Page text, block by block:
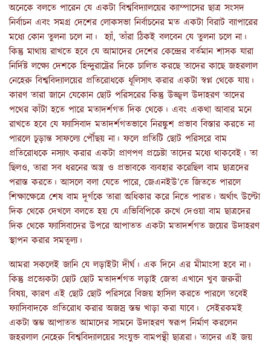
অনেকে বলতে পারেন যে একটা বিশ্ববিদ্যালয়ের ক্যাম্পাসের ছাত্র সংসদ
নির্বাচন এবং সমগ্র দেশের লোকসভা নির্বাচনের মত একটা বিরাট ব্যাপারের
মধ্যে কোন তুলনা চলে না। হ্যাঁ, তাঁরা ঠিকই বলবেন যে তুলনা চলে না।
কিন্তু মাথায় রাখতে হবে যে আমাদের দেশের কেন্দ্রের বর্তমান শাসক যারা
নির্দিষ্ট লক্ষ্যে দেশকে হিন্দুরাষ্ট্রের দিকে চালিত করছে তাদের কাছে জহরলাল
নেহেরু বিশ্ববিদ্যালয়ের প্রতিরোধকে ধূলিসাৎ করার একটা স্বপ্ন থেকে যায়।
কারণ তারা জানে যেকোন ছোট পরিসরের কিন্তু উজ্জ্বল উদাহরণ তাদের
পথের কাঁটা হতে পারে মতাদর্শগত দিক থেকে। এবং একথা আবার মনে
রাখতে হবে যে ফ্যাসিবাদ মতাদর্শগতভাবে নিরঙ্কুশ প্রভাব বিস্তার করতে না
পারলে চূড়ান্ত সাফল্যে পৌঁছয় না। ফলে প্রতিটি ছোট পরিসরে বাম
প্রতিরোধকে নস্যাৎ করার একটা প্রাণপণ প্রচেষ্টা তাদের মধ্যে থাকবেই। তা
ছিলও, তারা সব ধরনের অস্ত্র ও প্রভাবকে ব্যবহার করেছিল বাম ছাত্রদের
পরাস্ত করতে। আসলে বলা যেতে পারে, জেএনইউ’তে জিততে পারলে
শিক্ষাক্ষেত্রে শেষ বাম দূর্গকে তারা অধিকার করে নিতে পারত। অর্থাৎ উল্টো
দিক থেকে দেখলে বলতে হয় যে এভিবিপিকে রুখে দেওয়া বাম ছাত্রদের
দিক থেকে ফ্যাসিবাদের উপরে আপাতত একটা মতাদর্শগত জয়ের উদাহরণ
স্থাপন করার সমতূল্য।
আমরা সকলেই জানি যে লড়াইটা দীর্ঘ। এক দিনে এর মীমাংসা হবে না।
কিন্তু প্রত্যেকটা ছোট ছোট মতাদর্শগত লড়াই জেতা এখানে খুব জরুরী
বিষয়, কারণ এই ছোট ছোট পরিসরে বিজয় হাসিল করতে পারলে তবেই
ফ্যাসিবাদকে প্রতিরোধ করার অজস্র স্তম্ভ খাড়া করা যাবে। সেইরকমই
একটা স্তম্ভ আপাতত আমাদের সামনে উদাহরণ স্বরূপ নির্মাণ করলেন
জহরলাল নেহেরু বিশ্ববিদ্যালয়ের সংযুক্ত বামপন্থী ছাত্ররা। তাদের এই জয়